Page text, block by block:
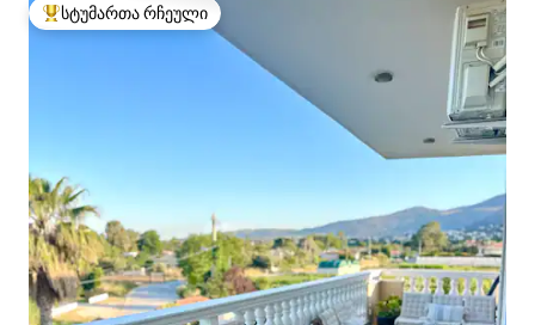
სტუმართა რჩეული მოწინავე ვარიანტი
სტუმართა რჩეული